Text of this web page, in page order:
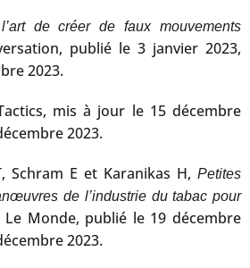
l’art de créer de faux mouvements
publié le 3 janvier 2023,
2023.
mis à jour le 15 décembre
2023.
Schram E et Karanikas H, Petites
de l’industrie du tabac pour
Le Monde, publié le 19 décembre
2023.